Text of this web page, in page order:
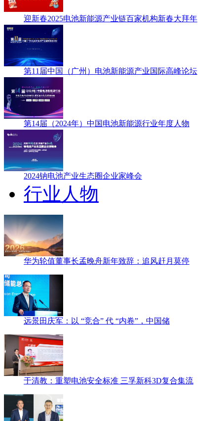
迎新春2025电池新能源产业链百家机构新春大拜年
第11届中国（广州）电池新能源产业国际高峰论坛
第14届（2024年）中国电池新能源行业年度人物
2024钠电池产业生态圈企业家峰会
行业人物
华为轮值董事长孟晚舟新年致辞：追风赶月莫停
远景田庆军：以 “竞合” 代 “内卷”，中国储
于清教：重塑电池安全标准 三孚新科3D复合集流